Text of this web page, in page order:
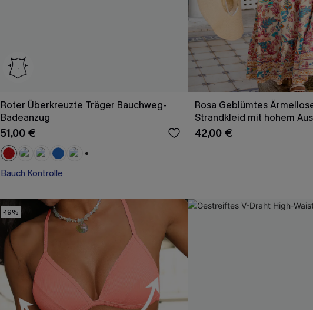
Roter Überkreuzte Träger Bauchweg-
Badeanzug
51,00 €
Bauch Kontrolle
Rosa Geblümtes
Strandkleid mit hohem
42,00 €
-19%